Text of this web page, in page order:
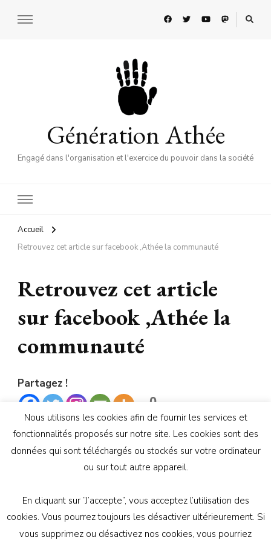
Génération Athée
Engagé dans l'organisation et l'exercice du pouvoir dans la société
Accueil
Retrouvez cet article sur facebook ,Athée la communauté
Retrouvez cet article
sur facebook ,Athée la
communauté
Partagez !
0
Partages
Images liées:
Génération Athée
. Tous droits
réservés.
Vilva | Développé par
Nous utilisons les cookies afin de fournir les services et
fonctionnalités proposés sur notre site. Les cookies sont des
données qui sont téléchargés ou stockés sur votre ordinateur
ou sur tout autre appareil.
En cliquant sur ”J’accepte”, vous acceptez l’utilisation des
cookies. Vous pourrez toujours les désactiver ultérieurement. Si
vous supprimez ou désactivez nos cookies, vous pourriez